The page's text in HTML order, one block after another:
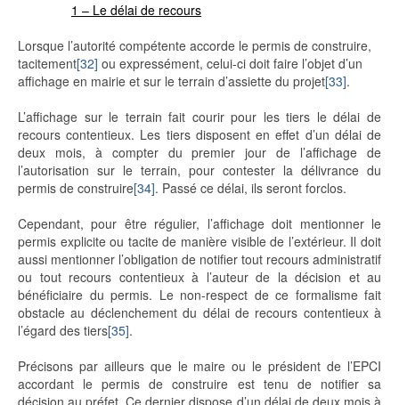
1 – Le délai de recours
Lorsque l’autorité compétente accorde le permis de construire,
tacitement[32] ou expressément, celui-ci doit faire l’objet d’un
affichage en mairie et sur le terrain d’assiette du projet[33].
L’affichage sur le terrain fait courir pour les tiers le délai de
recours contentieux. Les tiers disposent en effet d’un délai de
deux mois, à compter du premier jour de l’affichage de
l’autorisation sur le terrain, pour contester la délivrance du
permis de construire[34]. Passé ce délai, ils seront forclos.
Cependant, pour être régulier, l’affichage doit mentionner le
permis explicite ou tacite de manière visible de l’extérieur. Il doit
aussi mentionner l’obligation de notifier tout recours administratif
ou tout recours contentieux à l’auteur de la décision et au
bénéficiaire du permis. Le non-respect de ce formalisme fait
obstacle au déclenchement du délai de recours contentieux à
l’égard des tiers[35].
Précisons par ailleurs que le maire ou le président de l’EPCI
accordant le permis de construire est tenu de notifier sa